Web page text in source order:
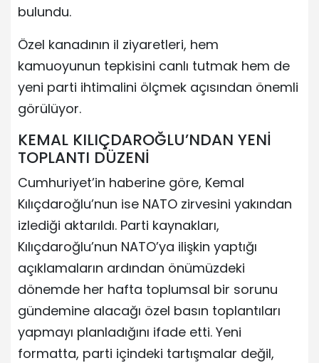
bulundu.
Özel kanadının il ziyaretleri, hem
kamuoyunun tepkisini canlı tutmak hem de
yeni parti ihtimalini ölçmek açısından önemli
görülüyor.
KEMAL KILIÇDAROĞLU’NDAN YENİ
TOPLANTI DÜZENİ
Cumhuriyet’in haberine göre, Kemal
Kılıçdaroğlu’nun ise NATO zirvesini yakından
izlediği aktarıldı. Parti kaynakları,
Kılıçdaroğlu’nun NATO’ya ilişkin yaptığı
açıklamaların ardından önümüzdeki
dönemde her hafta toplumsal bir sorunu
gündemine alacağı özel basın toplantıları
yapmayı planladığını ifade etti. Yeni
formatta, parti içindeki tartışmalar değil,